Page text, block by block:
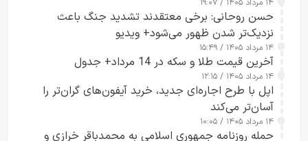
۱۴ مرداد ۱۴۰۵ / ۱۹:۰۷
حسن روحانی: برخی معتقدند تشدید جنگ باعث
نزدیک‌تر شدن ظهور می‌شود+ ویدیو
۱۴ مرداد ۱۴۰۵ / ۱۵:۴۹
آخرین قیمت طلا و سکه در 14 مرداد+ جدول
۱۴ مرداد ۱۴۰۵ / ۱۲:۱۵
اپل با طرح اجاره‌ای جدید، خرید آیفون‌های گران‌تر را
آسان‌تر می‌کند
۱۴ مرداد ۱۴۰۵ / ۱۰:۰۵
حمله روزنامه جمهوری اسلامی به محمدباقر خرازی و